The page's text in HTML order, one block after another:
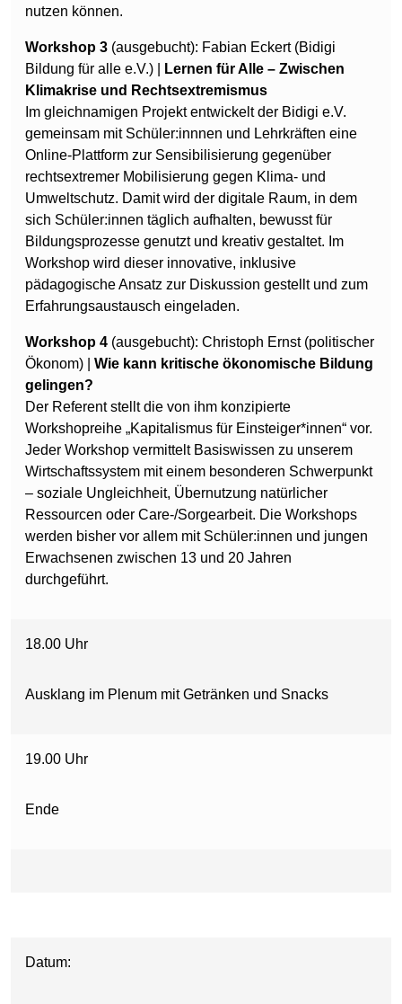
nutzen können.
Workshop 3 (ausgebucht): Fabian Eckert (Bidigi
Bildung für alle e.V.) |
Lernen für Alle – Zwischen
Klimakrise und Rechtsextremismus
Im gleichnamigen Projekt entwickelt der Bidigi e.V.
gemeinsam mit Schüler:innnen und Lehrkräften eine
Online-Plattform zur Sensibilisierung gegenüber
rechtsextremer Mobilisierung gegen Klima- und
Umweltschutz. Damit wird der digitale Raum, in dem
sich Schüler:innen täglich aufhalten, bewusst für
Bildungsprozesse genutzt und kreativ gestaltet. Im
Workshop wird dieser innovative, inklusive
pädagogische Ansatz zur Diskussion gestellt und zum
Erfahrungsaustausch eingeladen.
Workshop 4 (ausgebucht): Christoph Ernst (politischer
Ökonom) | Wie kann kritische ökonomische Bildung
gelingen?
Der Referent stellt die von ihm konzipierte
Workshopreihe „Kapitalismus für Einsteiger*innen“ vor.
Jeder Workshop vermittelt Basiswissen zu unserem
Wirtschaftssystem mit einem besonderen Schwerpunkt
– soziale Ungleichheit, Übernutzung natürlicher
Ressourcen oder Care-/Sorgearbeit. Die Workshops
werden bisher vor allem mit Schüler:innen und jungen
Erwachsenen zwischen 13 und 20 Jahren
durchgeführt.
18.00 Uhr
Ausklang im Plenum mit Getränken und Snacks
19.00 Uhr
Ende
Datum: